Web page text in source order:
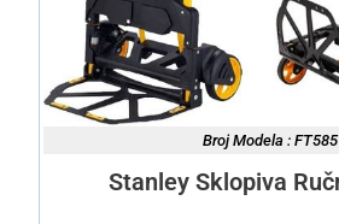
Broj Modela : FT585
Stanley Sklopiva